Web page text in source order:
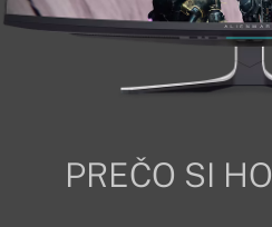
PREČO SI HO